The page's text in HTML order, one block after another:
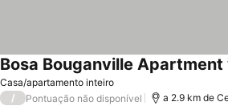
Casa/apartamento inteiro
Bosa Bouganville
/ Pontuação não disponível a 2.9 km de